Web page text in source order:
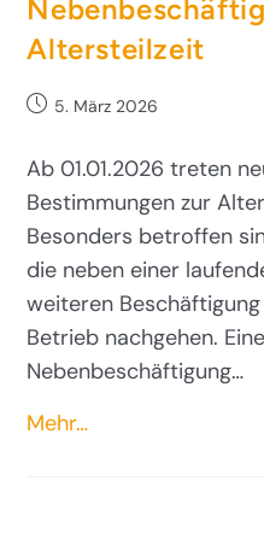
Altersteilzeit
5. März 2026
Ab 01.01.2026 treten
Bestimmungen zur
Besonders betroffen
die neben einer
weiteren
Betrieb nachgehen.
Nebenbeschäftigung…
Mehr…